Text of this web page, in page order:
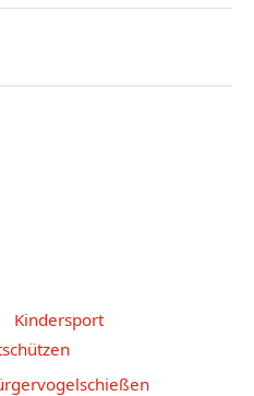
Kindersport